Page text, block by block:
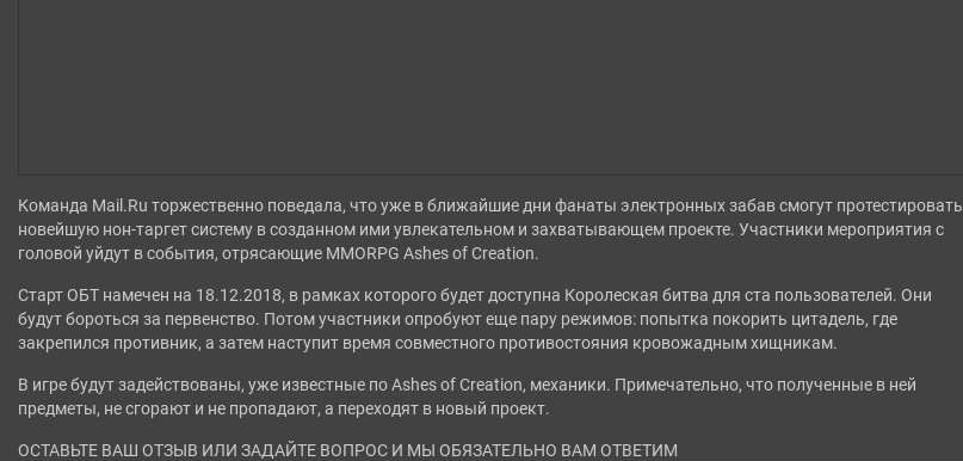
Команда Mail.Ru торжественно поведала, что уже в ближайшие дни фанаты электронных забав смогут протестировать
новейшую нон-таргет систему в созданном ими увлекательном и захватывающем проекте. Участники мероприятия с
головой уйдут в события, отрясающие MMORPG Ashes of Creation.
Старт ОБТ намечен на 18.12.2018, в рамках которого будет доступна Королеская битва для ста пользователей. Они
будут бороться за первенство. Потом участники опробуют еще пару режимов: попытка покорить цитадель, где
закрепился противник, а затем наступит время совместного противостояния кровожадным хищникам.
В игре будут задействованы, уже известные по Ashes of Creation, механики. Примечательно, что полученные в ней
предметы, не сгорают и не пропадают, а переходят в новый проект.
ОСТАВЬТЕ ВАШ ОТЗЫВ ИЛИ ЗАДАЙТЕ ВОПРОС И МЫ ОБЯЗАТЕЛЬНО ВАМ ОТВЕТИМ